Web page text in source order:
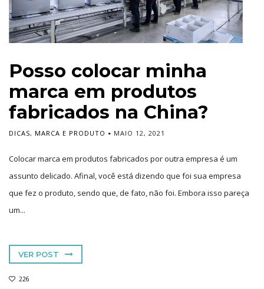
Posso colocar minha
marca em produtos
fabricados na China?
DICAS, MARCA E PRODUTO MAIO 12, 2021
Colocar marca em produtos fabricados por outra empresa é um
assunto delicado. Afinal, você está dizendo que foi sua empresa
que fez o produto, sendo que, de fato, não foi. Embora isso pareça
um...
VER POST
226